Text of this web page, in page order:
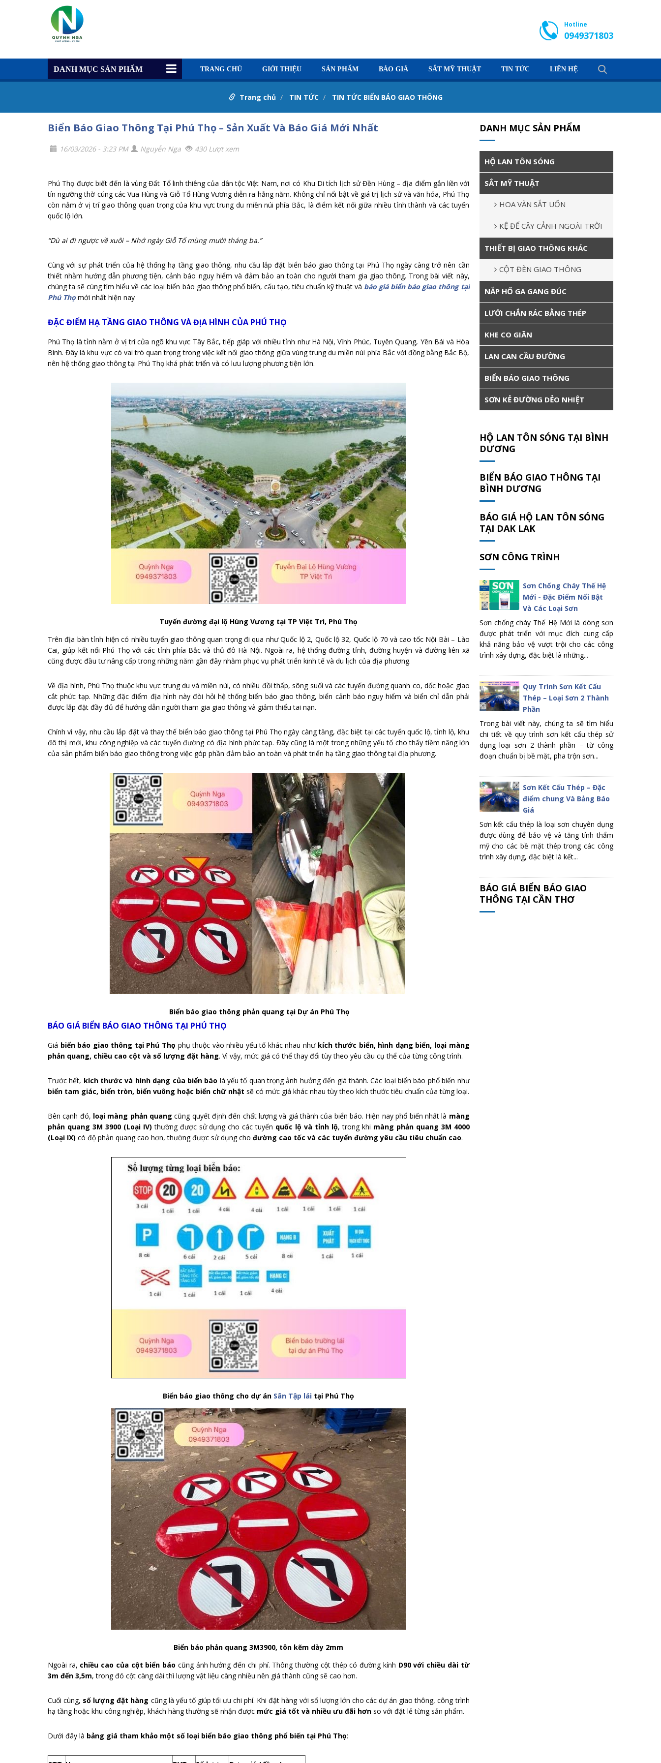
Hotline
0949371803
DANH MỤC SẢN PHẨM TRANG CHỦ GIỚI THIỆU SẢN PHẨM BÁO GIÁ SẮT MỸ THUẬT TIN TỨC LIÊN HỆ
Trang chủ TIN TỨC TIN TỨC BIỂN BÁO GIAO THÔNG
Biển Báo Giao Thông Tại Phú Thọ – Sản Xuất Và Báo Giá Mới Nhất
16/03/2026 - 3:23 PM Nguyễn Nga 430 Lượt xem
Phú Thọ được biết đến là vùng Đất Tổ linh thiêng của dân tộc Việt Nam, nơi có Khu Di tích lịch sử Đền Hùng – địa điểm gắn liền với
tín ngưỡng thờ cúng các Vua Hùng và Giỗ Tổ Hùng Vương diễn ra hằng năm. Không chỉ nổi bật về giá trị lịch sử và văn hóa, Phú Thọ
còn nằm ở vị trí giao thông quan trọng của khu vực trung du miền núi phía Bắc, là điểm kết nối giữa nhiều tỉnh thành và các tuyến
quốc lộ lớn.
“Dù ai đi ngược về xuôi – Nhớ ngày Giỗ Tổ mùng mười tháng ba.”
Cùng với sự phát triển của hệ thống hạ tầng giao thông, nhu cầu lắp đặt biển báo giao thông tại Phú Thọ ngày càng trở nên cần
thiết nhằm hướng dẫn phương tiện, cảnh báo nguy hiểm và đảm bảo an toàn cho người tham gia giao thông. Trong bài viết này,
chúng ta sẽ cùng tìm hiểu về các loại biển báo giao thông phổ biến, cấu tạo, tiêu chuẩn kỹ thuật và báo giá biển báo giao thông tại
Phú Thọ mới nhất hiện nay
ĐẶC ĐIỂM HẠ TẦNG GIAO THÔNG VÀ ĐỊA HÌNH CỦA PHÚ THỌ
Phú Thọ là tỉnh nằm ở vị trí cửa ngõ khu vực Tây Bắc, tiếp giáp với nhiều tỉnh như Hà Nội, Vĩnh Phúc, Tuyên Quang, Yên Bái và Hòa
Bình. Đây là khu vực có vai trò quan trọng trong việc kết nối giao thông giữa vùng trung du miền núi phía Bắc với đồng bằng Bắc Bộ,
nên hệ thống giao thông tại Phú Thọ khá phát triển và có lưu lượng phương tiện lớn.
Tuyến đường đại lộ Hùng Vương tại TP Việt Trì, Phú Thọ
Trên địa bàn tỉnh hiện có nhiều tuyến giao thông quan trọng đi qua như Quốc lộ 2, Quốc lộ 32, Quốc lộ 70 và cao tốc Nội Bài – Lào
Cai, giúp kết nối Phú Thọ với các tỉnh phía Bắc và thủ đô Hà Nội. Ngoài ra, hệ thống đường tỉnh, đường huyện và đường liên xã
cũng được đầu tư nâng cấp trong những năm gần đây nhằm phục vụ phát triển kinh tế và du lịch của địa phương.
Về địa hình, Phú Thọ thuộc khu vực trung du và miền núi, có nhiều đồi thấp, sông suối và các tuyến đường quanh co, dốc hoặc giao
cắt phức tạp. Những đặc điểm địa hình này đòi hỏi hệ thống biển báo giao thông, biển cảnh báo nguy hiểm và biển chỉ dẫn phải
được lắp đặt đầy đủ để hướng dẫn người tham gia giao thông và giảm thiểu tai nạn.
Chính vì vậy, nhu cầu lắp đặt và thay thế biển báo giao thông tại Phú Thọ ngày càng tăng, đặc biệt tại các tuyến quốc lộ, tỉnh lộ, khu
đô thị mới, khu công nghiệp và các tuyến đường có địa hình phức tạp. Đây cũng là một trong những yếu tố cho thấy tiềm năng lớn
của sản phẩm biển báo giao thông trong việc góp phần đảm bảo an toàn và phát triển hạ tầng giao thông tại địa phương.
Biển báo giao thông phản quang tại Dự án Phú Thọ
BÁO GIÁ BIỂN BÁO GIAO THÔNG TẠI PHÚ THỌ
Giá biển báo giao thông tại Phú Thọ phụ thuộc vào nhiều yếu tố khác nhau như kích thước biển, hình dạng biển, loại màng
phản quang, chiều cao cột và số lượng đặt hàng. Vì vậy, mức giá có thể thay đổi tùy theo yêu cầu cụ thể của từng công trình.
Trước hết, kích thước và hình dạng của biển báo là yếu tố quan trọng ảnh hưởng đến giá thành. Các loại biển báo phổ biến như
biển tam giác, biển tròn, biển vuông hoặc biển chữ nhật sẽ có mức giá khác nhau tùy theo kích thước tiêu chuẩn của từng loại.
Bên cạnh đó, loại màng phản quang cũng quyết định đến chất lượng và giá thành của biển báo. Hiện nay phổ biến nhất là màng
phản quang 3M 3900 (Loại IV) thường được sử dụng cho các tuyến quốc lộ và tỉnh lộ, trong khi màng phản quang 3M 4000
(Loại IX) có độ phản quang cao hơn, thường được sử dụng cho đường cao tốc và các tuyến đường yêu cầu tiêu chuẩn cao.
Biển báo giao thông cho dự án Sân Tập lái tại Phú Thọ
Biển báo phản quang 3M3900, tôn kẽm dày 2mm
Ngoài ra, chiều cao của cột biển báo cũng ảnh hưởng đến chi phí. Thông thường cột thép có đường kính D90 với chiều dài từ
3m đến 3,5m, trong đó cột càng dài thì lượng vật liệu càng nhiều nên giá thành cũng sẽ cao hơn.
Cuối cùng, số lượng đặt hàng cũng là yếu tố giúp tối ưu chi phí. Khi đặt hàng với số lượng lớn cho các dự án giao thông, công trình
hạ tầng hoặc khu công nghiệp, khách hàng thường sẽ nhận được mức giá tốt và nhiều ưu đãi hơn so với đặt lẻ từng sản phẩm.
Dưới đây là bảng giá tham khảo một số loại biển báo giao thông phổ biến tại Phú Thọ:
DANH MỤC SẢN PHẨM
HỘ LAN TÔN SÓNG
SẮT MỸ THUẬT
HOA VĂN SẮT UỐN
KỆ ĐỂ CÂY CẢNH NGOÀI TRỜI
THIẾT BỊ GIAO THÔNG KHÁC
CỘT ĐÈN GIAO THÔNG
NẮP HỐ GA GANG ĐÚC
LƯỚI CHẮN RÁC BẰNG THÉP
KHE CO GIÃN
LAN CAN CẦU ĐƯỜNG
BIỂN BÁO GIAO THÔNG
SƠN KẺ ĐƯỜNG DẺO NHIỆT
HỘ LAN TÔN SÓNG TẠI BÌNH
DƯƠNG
BIỂN BÁO GIAO THÔNG TẠI
BÌNH DƯƠNG
BÁO GIÁ HỘ LAN TÔN SÓNG
TẠI DAK LAK
SƠN CÔNG TRÌNH
Sơn Chống Cháy Thế Hệ
Mới - Đặc Điểm Nổi Bật
Và Các Loại Sơn
Sơn chống cháy Thế Hệ Mới là dòng sơn
được phát triển với mục đích cung cấp
khả năng bảo vệ vượt trội cho các công
trình xây dựng, đặc biệt là những...
Quy Trình Sơn Kết Cấu
Thép – Loại Sơn 2 Thành
Phần
Trong bài viết này, chúng ta sẽ tìm hiểu
chi tiết về quy trình sơn kết cấu thép sử
dụng loại sơn 2 thành phần – từ công
đoạn chuẩn bị bề mặt, pha trộn sơn...
Sơn Kết Cấu Thép – Đặc
điểm chung Và Bảng Báo
Giá
Sơn kết cấu thép là loại sơn chuyên dụng
được dùng để bảo vệ và tăng tính thẩm
mỹ cho các bề mặt thép trong các công
trình xây dựng, đặc biệt là kết...
BÁO GIÁ BIỂN BÁO GIAO
THÔNG TẠI CẦN THƠ